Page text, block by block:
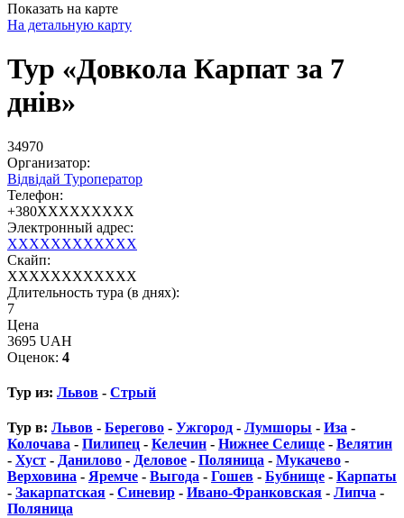
Показать на карте
На детальную карту
Тур «Довкола Карпат за 7
днів»
34970
Организатор:
Відвідай Туроператор
Телефон:
+380XXXXXXXXX
Электронный адрес:
XXXXXXXXXXXX
Скайп:
XXXXXXXXXXXX
Длительность тура (в днях):
7
Цена
3695 UAH
Оценок: 4
Тур из: Львов - Стрый
Тур в: Львов - Берегово - Ужгород - Лумшоры - Иза -
Колочава - Пилипец - Келечин - Нижнее Селище - Велятин
- Хуст - Данилово - Деловое - Поляница - Мукачево -
Верховина - Яремче - Выгода - Гошев - Бубнище - Карпаты
- Закарпатская - Синевир - Ивано-Франковская - Липча -
Поляница